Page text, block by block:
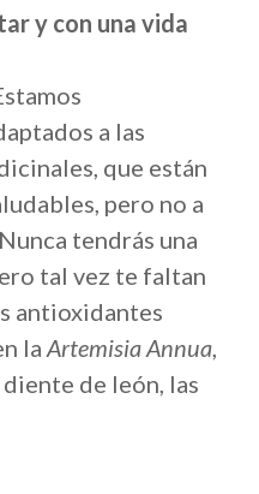
y con una vida
a las
que están
pero no a
tendrás una
tal vez te faltan
antioxidantes
la Artemisia Annua,
de león, las